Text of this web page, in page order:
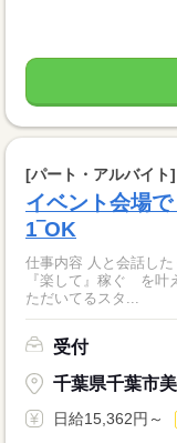
[パート・アルバイト]
イベント会場
1‾OK
仕事内容 人と会話したくないな..... 疲れるのは嫌だな。。。 など
『楽して』稼ぐ を叶えます。 人気のお仕事の為
ただいてるスタ...
受付
千葉県千葉市
日給15,362円～